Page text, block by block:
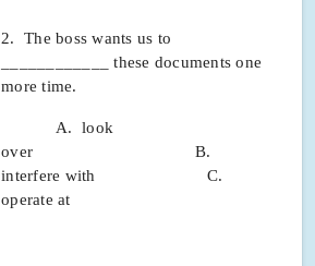
2. The boss wants us to
____________ these documents one
more time.
A. look
over B.
interfere with C.
operate at